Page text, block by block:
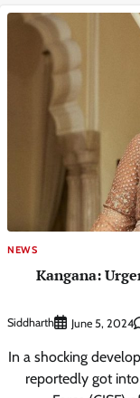
NEWS
Kangana:
Siddharth June 5, 2024
In a shocking
reportedly got